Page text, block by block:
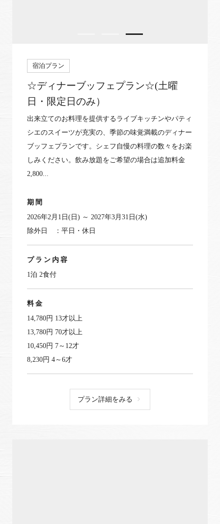
宿泊プラン
☆ディナーブッフェプラン☆(土曜
日・限定日のみ）
出来立てのお料理を提供するライブキッチンやパティ
シエのスイーツが充実の、季節の味覚満載のディナー
ブッフェプランです。シェフ自慢の料理の数々をお楽
しみください。飲み放題をご希望の場合は追加料金
2,800...
期間
2026年2月1日(日) ～ 2027年3月31日(水)
除外日 ：平日・休日
プラン内容
1泊 2食付
料金
14,780円 13才以上
13,780円 70才以上
10,450円 7～12才
8,230円 4～6才
プラン詳細をみる